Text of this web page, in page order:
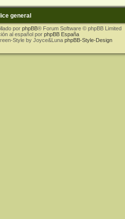
general
por phpBB® Forum Software © phpBB Limited
al español por phpBB España
Style by Joyce&Luna phpBB-Style-Design